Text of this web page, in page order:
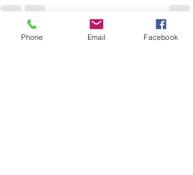
Entradas recientes Ver todo
Phone Email Facebook